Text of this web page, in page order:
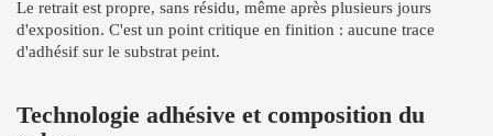
Le retrait est propre, sans résidu, même après plusieurs jours
d'exposition. C'est un point critique en finition : aucune trace
d'adhésif sur le substrat peint.
Technologie adhésive et composition du